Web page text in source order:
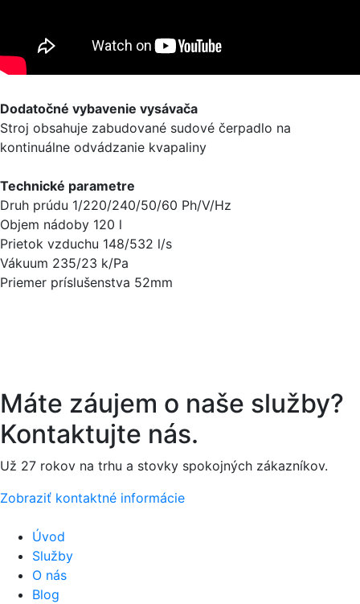
Dodatočné vybavenie vysávača
Stroj obsahuje zabudované sudové čerpadlo na
kontinuálne odvádzanie kvapaliny
Technické parametre
Druh prúdu 1/220/240/50/60 Ph/V/Hz
Objem nádoby 120 l
Prietok vzduchu 148/532 l/s
Vákuum 235/23 k/Pa
Priemer príslušenstva 52mm
Máte záujem o naše služby?
Kontaktujte nás.
Už 27 rokov na trhu a stovky spokojných zákazníkov.
Zobraziť kontaktné informácie
Úvod
Služby
O nás
Blog